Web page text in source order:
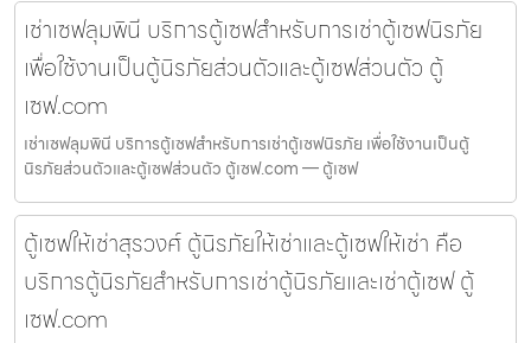
เช่าเซฟลุมพินี บริการตู้เซฟสำหรับการเช่าตู้เซฟนิรภัย
เพื่อใช้งานเป็นตู้นิรภัยส่วนตัวและตู้เซฟส่วนตัว ตู้
เซฟ.com
เช่าเซฟลุมพินี บริการตู้เซฟสำหรับการเช่าตู้เซฟนิรภัย เพื่อใช้งานเป็นตู้
นิรภัยส่วนตัวและตู้เซฟส่วนตัว ตู้เซฟ.com — ตู้เซฟ
ตู้เซฟให้เช่าสุรวงศ์ ตู้นิรภัยให้เช่าและตู้เซฟให้เช่า คือ
บริการตู้นิรภัยสำหรับการเช่าตู้นิรภัยและเช่าตู้เซฟ ตู้
เซฟ.com